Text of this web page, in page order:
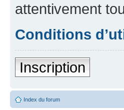
attentivement
Conditions
Inscription
Index du forum